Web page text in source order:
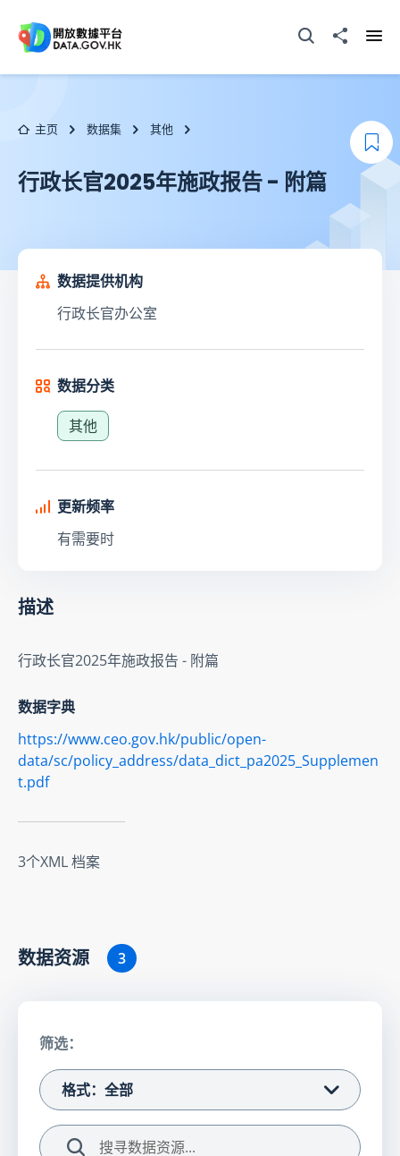
打开搜寻器分享至
主页 数据集 其他
行政长官2025年施政报告 - 附篇
添
数据提供机构
行政长官办公室
数据分类
其他
更新频率
有需要时
描述
行政长官2025年施政报告 - 附篇
数据字典
https://www.ceo.gov.hk/public/open-
data/sc/policy_address/data_dict_pa2025_Supplemen
t.pdf
3个XML 档案
数据资源 3
筛选：
格式：全部